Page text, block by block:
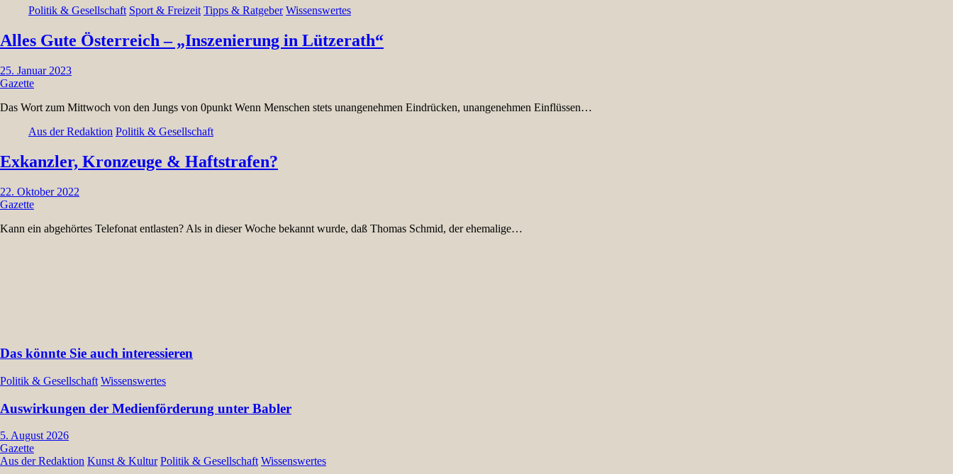
Politik & Gesellschaft Sport & Freizeit Tipps & Ratgeber Wissenswertes
Alles Gute Österreich – „Inszenierung in Lützerath“
25. Januar 2023
Gazette
Das Wort zum Mittwoch von den Jungs von 0punkt Wenn Menschen stets unangenehmen Eindrücken, unangenehmen Einflüssen…
Aus der Redaktion Politik & Gesellschaft
Exkanzler, Kronzeuge & Haftstrafen?
22. Oktober 2022
Gazette
Kann ein abgehörtes Telefonat entlasten? Als in dieser Woche bekannt wurde, daß Thomas Schmid, der ehemalige…
Das könnte Sie auch interessieren
Politik & Gesellschaft Wissenswertes
Auswirkungen der Medienförderung unter Babler
5. August 2026
Gazette
Aus der Redaktion Kunst & Kultur Politik & Gesellschaft Wissenswertes